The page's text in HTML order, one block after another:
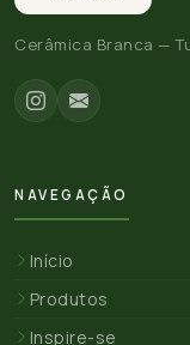
Cerâmica Branca —
NAVEGAÇÃO
Início
Produtos
Inspire-se